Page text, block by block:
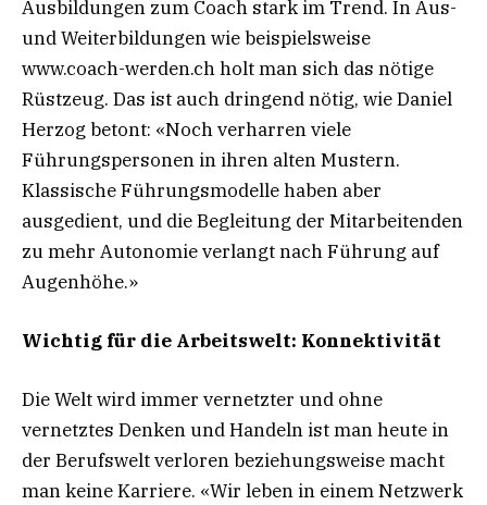
Ausbildungen zum Coach stark im Trend. In Aus-
und Weiterbildungen wie beispielsweise
www.coach-werden.ch holt man sich das nötige
Rüstzeug. Das ist auch dringend nötig, wie Daniel
Herzog betont: «Noch verharren viele
Führungspersonen in ihren alten Mustern.
Klassische Führungsmodelle haben aber
ausgedient, und die Begleitung der Mitarbeitenden
zu mehr Autonomie verlangt nach Führung auf
Augenhöhe.»
Wichtig für die Arbeitswelt: Konnektivität
Die Welt wird immer vernetzter und ohne
vernetztes Denken und Handeln ist man heute in
der Berufswelt verloren beziehungsweise macht
man keine Karriere. «Wir leben in einem Netzwerk